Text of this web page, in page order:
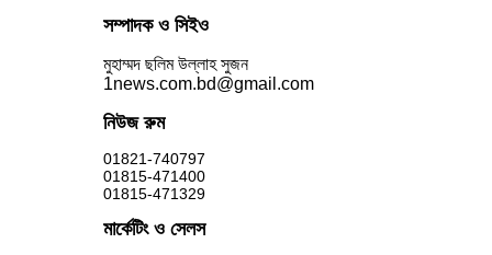
সম্পাদক ও সিইও
মুহাম্মদ ছলিম উল্লাহ সুজন
1news.com.bd@gmail.com
নিউজ রুম
01821-740797
01815-471400
01815-471329
মার্কেটিং ও সেলস